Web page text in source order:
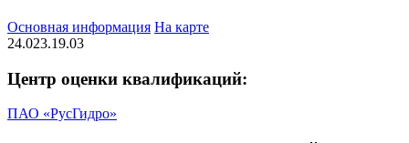
Основная информация На карте
24.023.19.03
Центр оценки квалификаций:
ПАО «РусГидро»